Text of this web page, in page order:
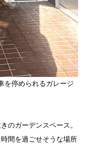
を停められるガレージ
のガーデンスペース。
間を過ごせそうな場所